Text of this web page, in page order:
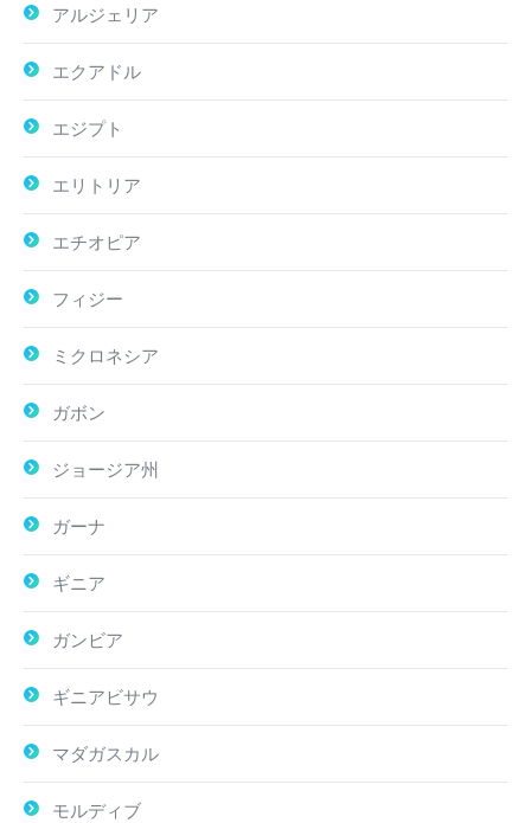
アルジェリア
エクアドル
エジプト
エリトリア
エチオピア
フィジー
ミクロネシア
ガボン
ジョージア州
ガーナ
ギニア
ガンビア
ギニアビサウ
マダガスカル
モルディブ